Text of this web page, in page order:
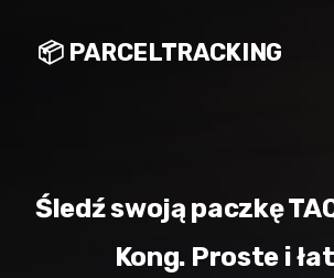
📦 PARCELTRACKING
Śledź swoją paczkę
Kong. Proste i